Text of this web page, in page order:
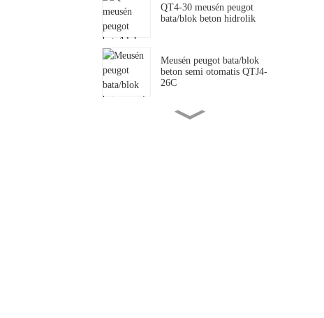
QT4-30 meusén peugot
bata/blok beton hidrolik
Meusén peugot bata/blok
beton semi otomatis QTJ4-
26C
QTJ4-35 Meusén peugot